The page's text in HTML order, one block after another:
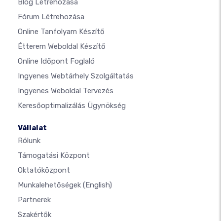
Blog Létrehozása
Fórum Létrehozása
Online Tanfolyam Készítő
Étterem Weboldal Készítő
Online Időpont Foglaló
Ingyenes Webtárhely Szolgáltatás
Ingyenes Weboldal Tervezés
Keresőoptimalizálás Ügynökség
Vállalat
Rólunk
Támogatási Központ
Oktatóközpont
Munkalehetőségek (English)
Partnerek
Szakértők